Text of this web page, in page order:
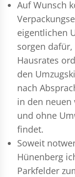
Auf Wunsch
eigentlichen
sorgen dafür,
Hausrates
den
nach
in den neuen
und ohne
findet.
Soweit
Hünenberg
Parkfelder